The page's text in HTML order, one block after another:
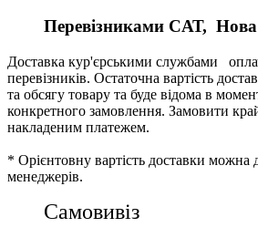
Перевізниками CАТ,
Доставка кур'єрськими службами
перевізників. Остаточна вартість
та обсягу товару та буде відома в
конкретного замовлення. Замовити
накладеним платежем.
* Орієнтовну вартість доставки можна
менеджерів.
Самовивіз